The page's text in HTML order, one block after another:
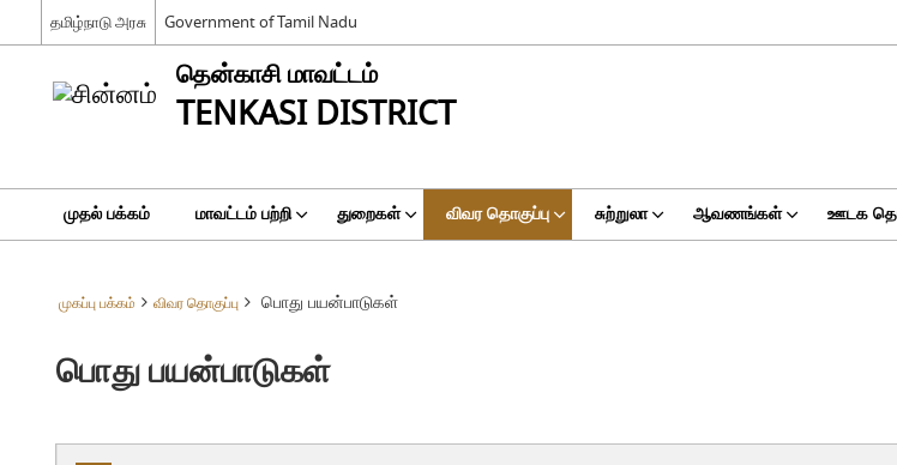
தமிழ்நாடு அரசு Government of Tamil Nadu
தென்காசி மாவட்டம்
TENKASI DISTRICT
முதல் பக்கம் மாவட்டம் பற்றி துறைகள் விவர தொகுப்பு சுற்றுலா ஆவணங்கள் ஊடக
முகப்பு பக்கம் விவர தொகுப்பு பொது பயன்பாடுகள்
பொது பயன்பாடுகள்